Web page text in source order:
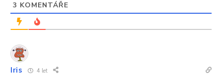
3 KOMENTÁŘE
Iris 4 let